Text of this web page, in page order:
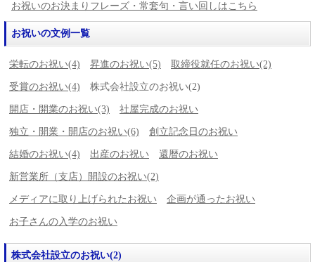
お祝いのお決まりフレーズ・常套句・言い回しはこちら
お祝いの文例一覧
栄転のお祝い(4) 昇進のお祝い(5) 取締役就任のお祝い(2)
受賞のお祝い(4) 株式会社設立のお祝い(2)
開店・開業のお祝い(3) 社屋完成のお祝い
独立・開業・開店のお祝い(6) 創立記念日のお祝い
結婚のお祝い(4) 出産のお祝い 還暦のお祝い
新営業所（支店）開設のお祝い(2)
メディアに取り上げられたお祝い 企画が通ったお祝い
お子さんの入学のお祝い
株式会社設立のお祝い(2)